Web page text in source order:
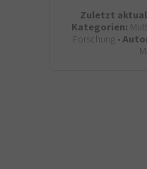
Zuletzt
Kategorien:
Forschung •